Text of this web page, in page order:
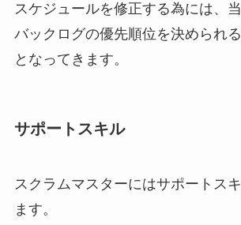
スケジュールを修正する為には、
バックログの優先順位を決められ
となってきます。
サポートスキル
スクラムマスターにはサポートス
ます。